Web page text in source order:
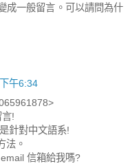
成一般留言。可以請問為什
午6:34
!
針對中文語系!
法。
信箱給我嗎?